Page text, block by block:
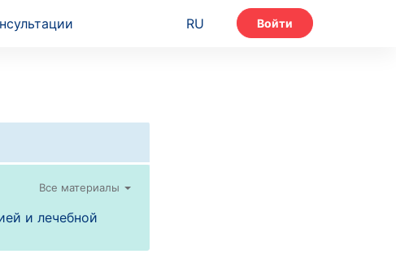
RU Войти
Все материалы
и лечебной